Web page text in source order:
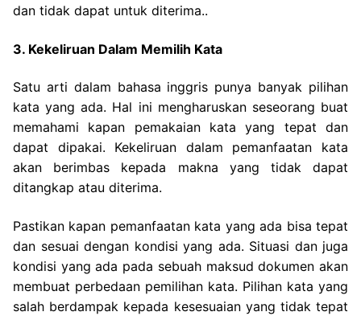
dan tidak dapat untuk diterima..
3. Kekeliruan Dalam Memilih Kata
Satu arti dalam bahasa inggris punya banyak pilihan
kata yang ada. Hal ini mengharuskan seseorang buat
memahami kapan pemakaian kata yang tepat dan
dapat dipakai. Kekeliruan dalam pemanfaatan kata
akan berimbas kepada makna yang tidak dapat
ditangkap atau diterima.
Pastikan kapan pemanfaatan kata yang ada bisa tepat
dan sesuai dengan kondisi yang ada. Situasi dan juga
kondisi yang ada pada sebuah maksud dokumen akan
membuat perbedaan pemilihan kata. Pilihan kata yang
salah berdampak kepada kesesuaian yang tidak tepat